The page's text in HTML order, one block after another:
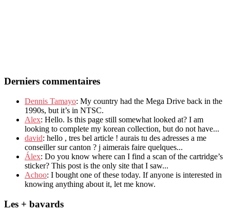
Derniers commentaires
Dennis Tamayo: My country had the Mega Drive back in the
1990s, but it’s in NTSC.
Alex: Hello. Is this page still somewhat looked at? I am
looking to complete my korean collection, but do not have...
david: hello , tres bel article ! aurais tu des adresses a me
conseiller sur canton ? j aimerais faire quelques...
Álex: Do you know where can I find a scan of the cartridge’s
sticker? This post is the only site that I saw...
Achoo: I bought one of these today. If anyone is interested in
knowing anything about it, let me know.
Les + bavards